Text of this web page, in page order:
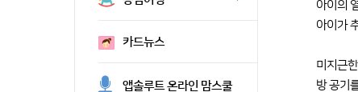
카드뉴스
앱솔루트 온라인 맘스쿨
아이의
아이가
미지근
방 공기